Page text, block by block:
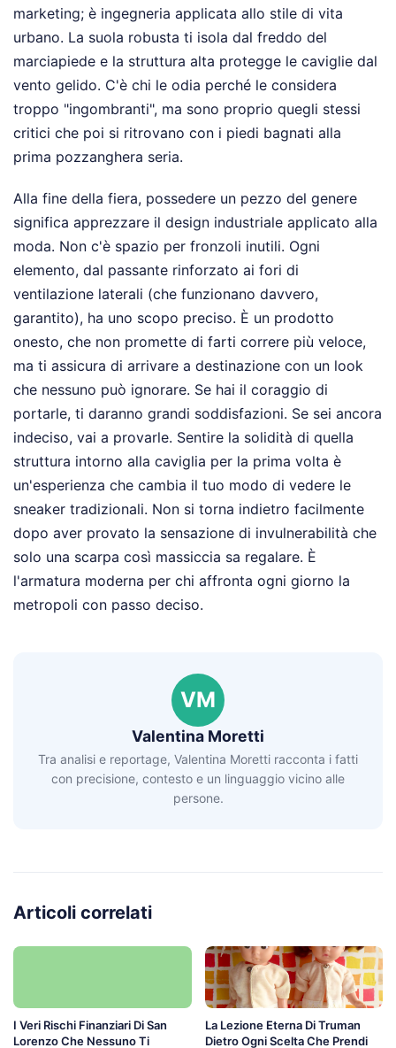
marketing; è ingegneria applicata allo stile di vita
urbano. La suola robusta ti isola dal freddo del
marciapiede e la struttura alta protegge le caviglie dal
vento gelido. C'è chi le odia perché le considera
troppo "ingombranti", ma sono proprio quegli stessi
critici che poi si ritrovano con i piedi bagnati alla
prima pozzanghera seria.
Alla fine della fiera, possedere un pezzo del genere
significa apprezzare il design industriale applicato alla
moda. Non c'è spazio per fronzoli inutili. Ogni
elemento, dal passante rinforzato ai fori di
ventilazione laterali (che funzionano davvero,
garantito), ha uno scopo preciso. È un prodotto
onesto, che non promette di farti correre più veloce,
ma ti assicura di arrivare a destinazione con un look
che nessuno può ignorare. Se hai il coraggio di
portarle, ti daranno grandi soddisfazioni. Se sei ancora
indeciso, vai a provarle. Sentire la solidità di quella
struttura intorno alla caviglia per la prima volta è
un'esperienza che cambia il tuo modo di vedere le
sneaker tradizionali. Non si torna indietro facilmente
dopo aver provato la sensazione di invulnerabilità che
solo una scarpa così massiccia sa regalare. È
l'armatura moderna per chi affronta ogni giorno la
metropoli con passo deciso.
VM
Valentina Moretti
Tra analisi e reportage, Valentina Moretti racconta i fatti
con precisione, contesto e un linguaggio vicino alle
persone.
Articoli correlati
I Veri Rischi Finanziari Di San
Lorenzo Che Nessuno Ti
La Lezione Eterna Di Truman
Dietro Ogni Scelta Che Prendi